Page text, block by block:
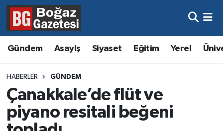
Gündem Asayiş Siyaset Eğitim Yerel
HABERLER GÜNDEM
Çanakkale’de flüt ve
piyano resitali beğeni
Asayiş
Eğitim
Ekonomi
Gündem
Hava Durumu
Trafik Durumu
Süper Lig Puan Durumu ve Fikstür
Tüm Manşetler